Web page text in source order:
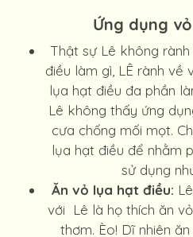
Ứng dụng
Thật sự Lê không
điều làm gì, LÊ rành về
lụa hạt điều đa phần
Lê không thấy ứng
cưa chống mối mọt.
lụa hạt điều để nhằm
sử dụng
Ăn vỏ lụa hạt điều:
với Lê là họ thích ăn
thơm. Èo! Dĩ nhiên